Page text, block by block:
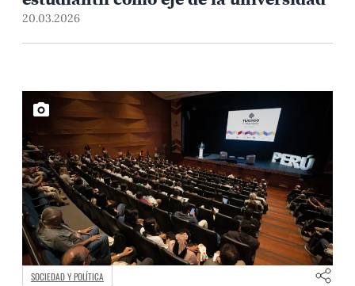
20.03.2026
SOCIEDAD Y POLÍTICA